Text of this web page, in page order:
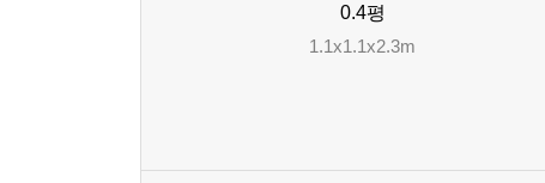
0.4평
1.1x1.1x2.3m